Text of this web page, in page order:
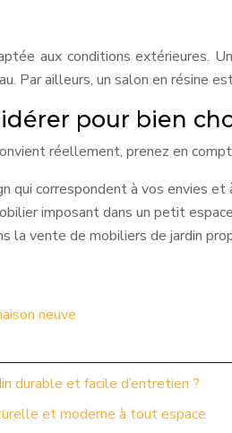
aux conditions extérieures.
Par ailleurs, un salon en résine
pour bien
réellement, prenez en
correspondent à vos envies et
imposant dans un petit
la vente de mobiliers de jardin
neuve
durable et facile d’entretien ?
et moderne à tout espace